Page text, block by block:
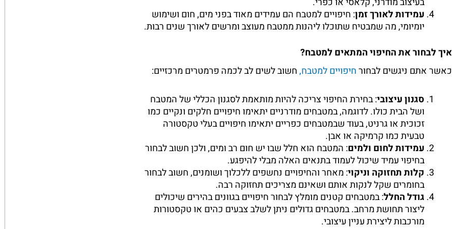
עמידות לאורך זמן: חיפויים למטבח הם עמידים מאוד בפני מים, חום ושימוש
יומיומי, מה שמבטיח שתוכלו ליהנות ממטבח מעוצב ומרשים לאורך שנים רבות.
איך לבחור את החיפוי המתאים למטבח?
כאשר אתם ניגשים לבחורחיפויים למטבח,חשוב לשים לב לכמה פרמטרים מרכזיים:
סגנון עיצובי: בחירת החיפוי צריכה להיות מותאמת לסגנון הכללי של המטבח
ושל הבית כולו. לדוגמה, במטבחים מודרניים יתאימו חיפויים חלקים ונקיים כמו
זכוכית או גרניט, בעוד שבמטבחים כפריים יתאימו חיפויים בעלי טקסטורה
טבעית כמו קרמיקה או אבן.
עמידות לחום ולמים: המטבח הוא חלל שבו יש חום רב ומים, ולכן חשוב לבחור
בחיפוי עמיד שיכול לעמוד בתנאים האלה מבלי להיפגע.
קלות תחזוקה וניקוי: מאחר והחיפויים נחשפים ללכלוך ושומנים, חשוב לבחור
בחומרים שקל לנקות אותם ושאינם מצריכים תחזוקה רבה.
גודל החלל: במטבחים קטנים מומלץ לבחור חיפויים בגוונים בהירים שיכולים
ליצור תחושת מרחב. במטבחים גדולים ניתן לשלב צבעים כהים או טקסטורות
מורכבות ליצירת עניין עיצובי.